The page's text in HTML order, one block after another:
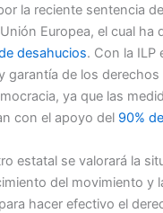
la reciente sentencia
Europea, el cual ha
desahucios. Con la ILP
garantía de los
ya que las
con el apoyo del 90%
estatal se valorará la
del movimiento y
hacer efectivo el